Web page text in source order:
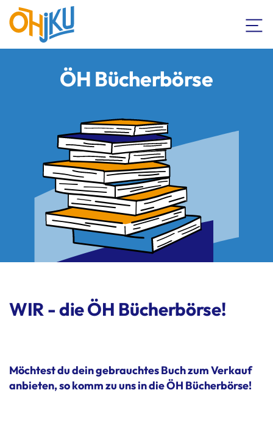
ÖH Bücherbörse
WIR - die ÖH Bücherbörse!
Möchtest du dein gebrauchtes Buch zum Verkauf
anbieten, so komm zu uns in die ÖH Bücherbörse!